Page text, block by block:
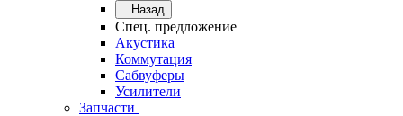
Назад
Спец. предложение
Акустика
Коммутация
Сабвуферы
Усилители
Запчасти